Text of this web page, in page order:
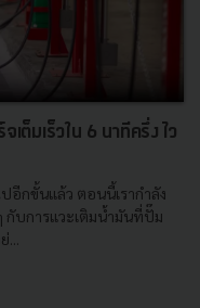
ต็มเร็วใน 6 นาทีครึ่ง ไว
อีกขั้นแล้ว ตอนนี้เรากำลัง
กับการแวะเติมน้ำมันที่ปั๊ม